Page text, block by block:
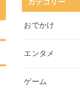
カテゴリー
おでかけ
エンタメ
ゲーム